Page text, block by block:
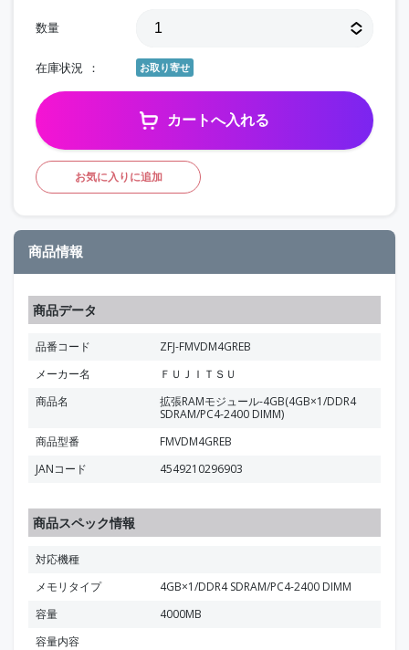
数量
在庫状況 お取り寄せ
カートへ入れる
お気に入りに追加
商品情報
商品データ
品番コード
ZFJ-FMVDM4GREB
メーカー名
ＦＵＪＩＴＳＵ
商品名
拡張RAMモジュール-4GB(4GB×1/DDR4
SDRAM/PC4-2400 DIMM)
商品型番
FMVDM4GREB
JANコード
4549210296903
商品スペック情報
対応機種
メモリタイプ
4GB×1/DDR4 SDRAM/PC4-2400 DIMM
容量
4000MB
容量内容